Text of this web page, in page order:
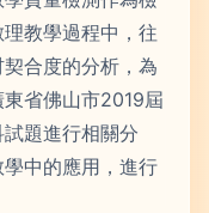
教學過程中，往
合度的分析，為
省佛山市2019屆
題進行相關分
中的應用，進行